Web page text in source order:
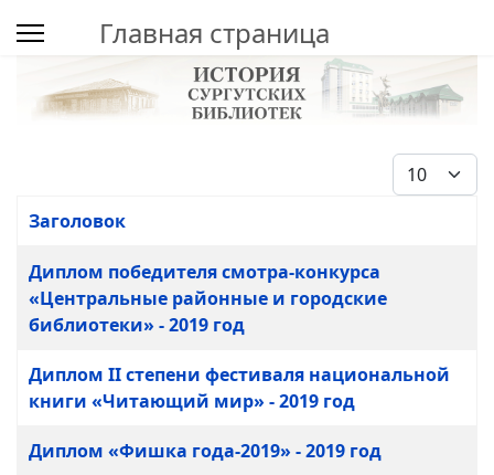
Главная страница
Кол-во
Заголовок
Диплом победителя смотра-конкурса
«Центральные районные и городские
библиотеки» - 2019 год
Диплом II степени фестиваля национальной
книги «Читающий мир» - 2019 год
Диплом «Фишка года-2019» - 2019 год